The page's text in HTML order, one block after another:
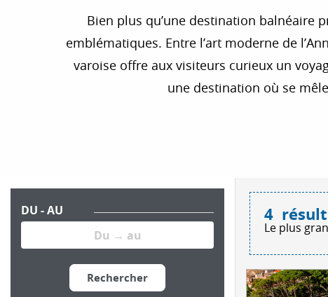
Bien plus qu’une destination balnéaire
emblématiques. Entre l’art moderne de
varoise offre aux visiteurs curieux un
une destination où se
DU - AU
Rechercher
4
Le plus